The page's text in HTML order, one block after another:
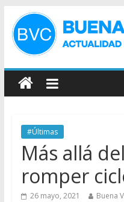
#Últimas
Más allá
romper
26 mayo, 2021 Buena